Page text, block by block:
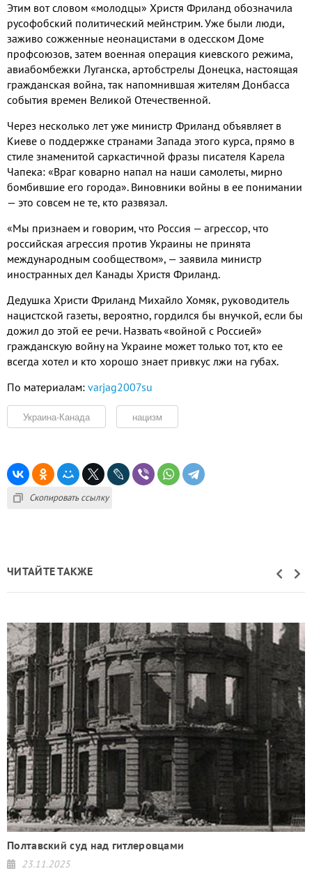
Этим вот словом «молодцы» Христя Фриланд обозначила
русофобский политический мейнстрим. Уже были люди,
заживо сожженные неонацистами в одесском Доме
профсоюзов, затем военная операция киевского режима,
авиабомбежки Луганска, артобстрелы Донецка, настоящая
гражданская война, так напомнившая жителям Донбасса
события времен Великой Отечественной.
Через несколько лет уже министр Фриланд объявляет в
Киеве о поддержке странами Запада этого курса, прямо в
стиле знаменитой саркастичной фразы писателя Карела
Чапека: «Враг коварно напал на наши самолеты, мирно
бомбившие его города». Виновники войны в ее понимании
— это совсем не те, кто развязал.
«Мы признаем и говорим, что Россия — агрессор, что
российская агрессия против Украины не принята
международным сообществом», — заявила министр
иностранных дел Канады Христя Фриланд.
Дедушка Христи Фриланд Михайло Хомяк, руководитель
нацистской газеты, вероятно, гордился бы внучкой, если бы
дожил до этой ее речи. Назвать «войной с Россией»
гражданскую войну на Украине может только тот, кто ее
всегда хотел и кто хорошо знает привкус лжи на губах.
По материалам: varjag2007su
Украина-Канада нацизм
Скопировать ссылку
ЧИТАЙТЕ ТАКЖЕ
Полтавский суд над гитлеровцами
23.11.2025